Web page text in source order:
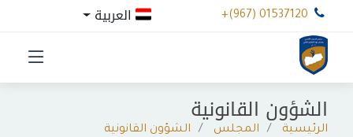
+(967) 01537120
الشؤون القانونية
الرئيسية المجلس الشؤون القانونية